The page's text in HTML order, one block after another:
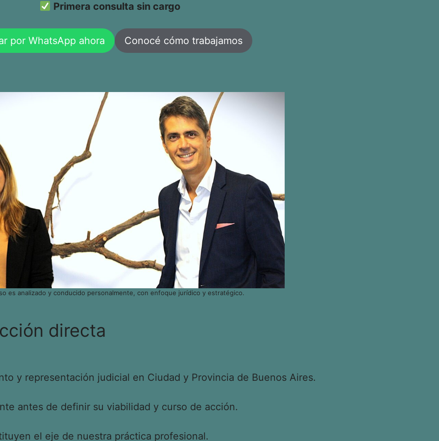
Primera consulta sin cargo
por WhatsApp ahora Conocé cómo trabajamos
es analizado y conducido personalmente, con enfoque jurídico y estratégico.
directa
y representación judicial en Ciudad y Provincia de Buenos Aires.
antes de definir su viabilidad y curso de acción.
el eje de nuestra práctica profesional.